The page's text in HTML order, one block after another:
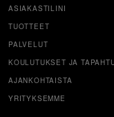
ASIAKASTILINI
TUOTTEET
PALVELUT
KOULUTUKSET JA
AJANKOHTAISTA
YRITYKSEMME